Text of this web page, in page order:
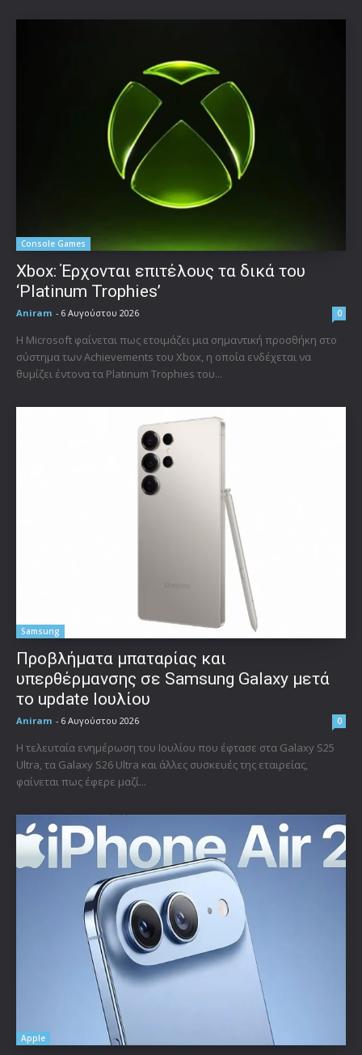
Console Games
Xbox: Έρχονται επιτέλους τα δικά του
‘Platinum Trophies’
Aniram - 6 Αυγούστου 2026 0
Η Microsoft φαίνεται πως ετοιμάζει μια σημαντική προσθήκη στο
σύστημα των Achievements του Xbox, η οποία ενδέχεται να
θυμίζει έντονα τα Platinum Trophies του...
Samsung
Προβλήματα μπαταρίας και
υπερθέρμανσης σε Samsung Galaxy μετά
το update Ιουλίου
Aniram - 6 Αυγούστου 2026 0
Η τελευταία ενημέρωση του Ιουλίου που έφτασε στα Galaxy S25
Ultra, τα Galaxy S26 Ultra και άλλες συσκευές της εταιρείας,
φαίνεται πως έφερε μαζί...
Apple